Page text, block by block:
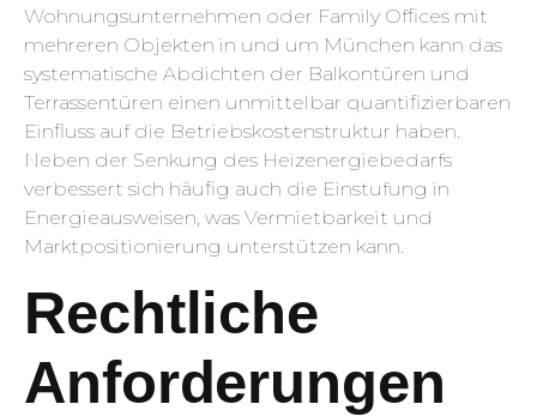
Wohnungsunternehmen oder Family Offices mit
mehreren Objekten in und um München kann das
systematische Abdichten der Balkontüren und
Terrassentüren einen unmittelbar quantifizierbaren
Einfluss auf die Betriebskostenstruktur haben.
Neben der Senkung des Heizenergiebedarfs
verbessert sich häufig auch die Einstufung in
Energieausweisen, was Vermietbarkeit und
Marktpositionierung unterstützen kann.
Rechtliche
Anforderungen